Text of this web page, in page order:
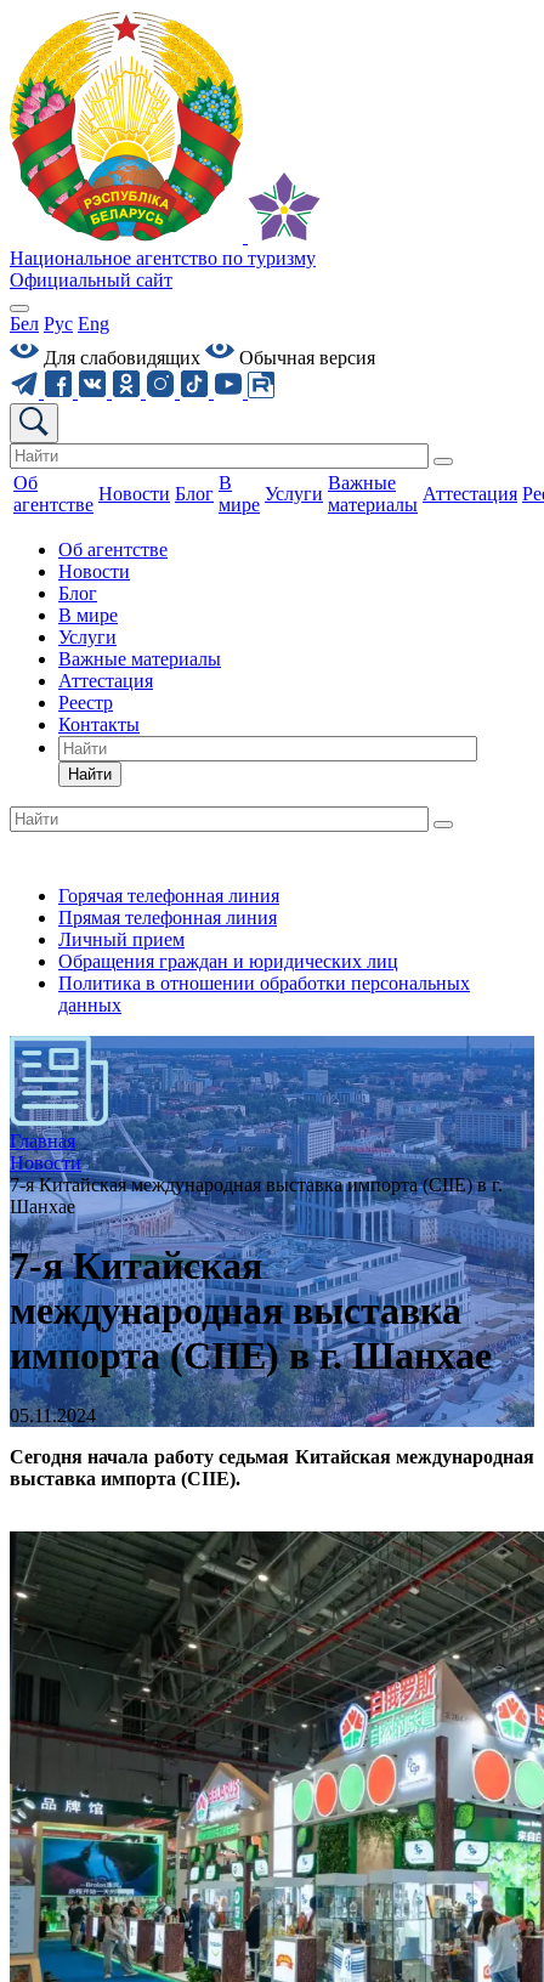
Национальное агентство по туризму
Официальный сайт
Бел Рус Eng
Для слабовидящих
Обычная версия
Об
агентстве
Новости Блог
В
мире
Услуги
Важные
материалы
Аттестация
Об агентстве
Новости
Блог
В мире
Услуги
Важные материалы
Аттестация
Реестр
Контакты
Найти
Горячая телефонная линия
Прямая телефонная линия
Личный прием
Обращения граждан и юридических лиц
Политика в отношении обработки персональных
данных
Главная
Новости
7-я Китайская международная выставка импорта (CIIE) в г.
Шанхае
7-я Китайская
международная выставка
импорта (CIIE) в г. Шанхае
05.11.2024
Сегодня начала работу седьмая Китайская международная
выставка импорта (CIIE).